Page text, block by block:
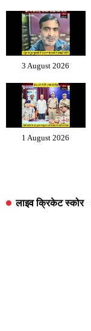
3 August 2026
1 August 2026
लाइव क्रिकेट स्कोर